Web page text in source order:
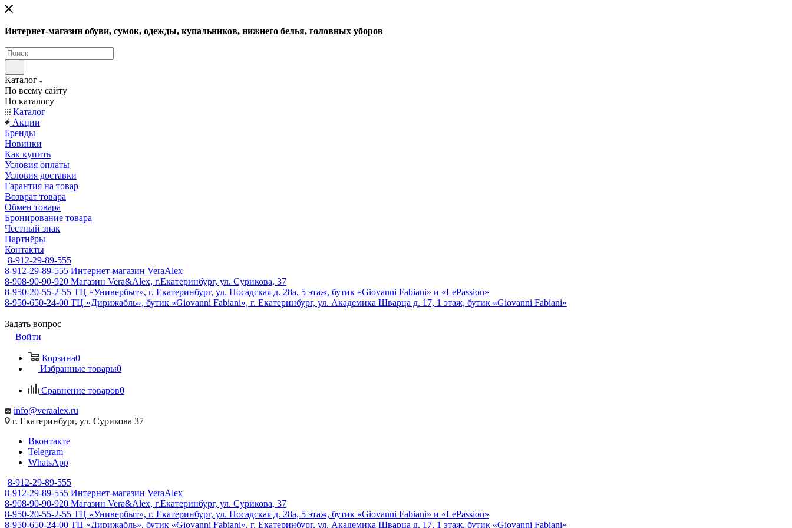
Интернет-магазин обуви, сумок, одежды, купальников, нижнего белья, головных уборов
Каталог
По всему сайту
По каталогу
Каталог
Акции
Бренды
Новинки
Как купить
Условия оплаты
Условия доставки
Гарантия на товар
Возврат товара
Обмен товара
Бронирование товара
Честный знак
Партнёры
Контакты
8-912-29-89-555
8-912-29-89-555 Интернет-магазин VeraAlex
8-908-90-90-920 Магазин Vera&Alex, г.Екатеринбург, ул. Сурикова, 37
8-950-20-55-2-55 ТЦ «Универбыт», г. Екатеринбург, ул. Посадская д. 28а, 5 этаж, бутик «Giovanni Fabiani» и «LePassion»
8-950-650-24-00 ТЦ «Дирижабль», бутик «Giovanni Fabiani», г. Екатеринбург, ул. Академика Шварца д. 17, 1 этаж, бутик «Giovanni Fabiani»
Задать вопрос
Войти
Корзина0
Избранные товары0
Сравнение товаров0
info@veraalex.ru
г. Екатеринбург, ул. Сурикова 37
Вконтакте
Telegram
WhatsApp
8-912-29-89-555
8-912-29-89-555 Интернет-магазин VeraAlex
8-908-90-90-920 Магазин Vera&Alex, г.Екатеринбург, ул. Сурикова, 37
8-950-20-55-2-55 ТЦ «Универбыт», г. Екатеринбург, ул. Посадская д. 28а, 5 этаж, бутик «Giovanni Fabiani» и «LePassion»
8-950-650-24-00 ТЦ «Дирижабль», бутик «Giovanni Fabiani», г. Екатеринбург, ул. Академика Шварца д. 17, 1 этаж, бутик «Giovanni Fabiani»